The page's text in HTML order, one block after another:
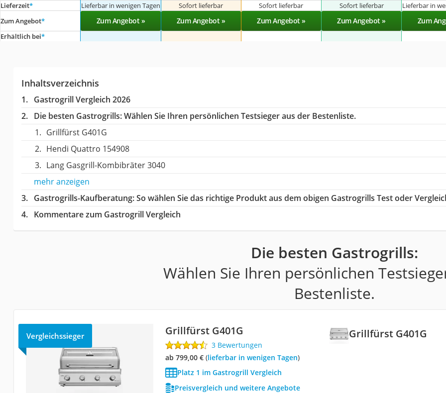
Lieferzeit* Lieferbar in wenigen Tagen Sofort lieferbar Sofort lieferbar Sofort lieferbar Lieferbar in
Zum Angebot* Zum Angebot » Zum Angebot » Zum Angebot » Zum Angebot » Zum
Erhältlich bei*
Inhaltsverzeichnis
Gastrogrill Vergleich 2026
Die besten Gastrogrills:Wählen Sie Ihren persönlichen Testsieger aus der Bestenliste.
Grillfürst G401G
Hendi Quattro 154908
Lang Gasgrill-Kombibräter 3040
mehr anzeigen
Gastrogrills-Kaufberatung: So wählen Sie das richtige Produkt aus dem obigen Gastrogrills Test oder
Kommentare zum Gastrogrill Vergleich
Die besten Gastrogrills:
Wählen Sie Ihren persönlichen
Bestenliste.
Grillfürst G401G
Vergleichssieger Grillfürst G401G
3 Bewertungen
ab 799,00 €( Lieferbar in wenigen Tagen)
Platz 1 im Gastrogrill Vergleich
Preisvergleich und weitere Angebote